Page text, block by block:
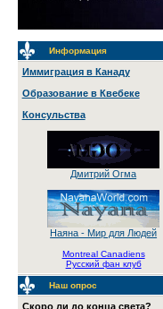
Информация
Иммиграция в Канаду
Образование в Квебеке
Консульства
Дмитрий Огма
Наяна - Мир для Людей
Montreal Canadiens
Русский фан клуб
Наш опрос
Скоро ли до конца света?